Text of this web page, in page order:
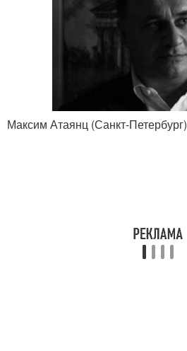
Максим Атаянц (Санкт-Петербург)